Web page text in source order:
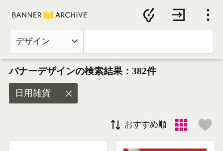
デザイン
バナーデザインの検索結果：382件
日用雑貨
おすすめ順